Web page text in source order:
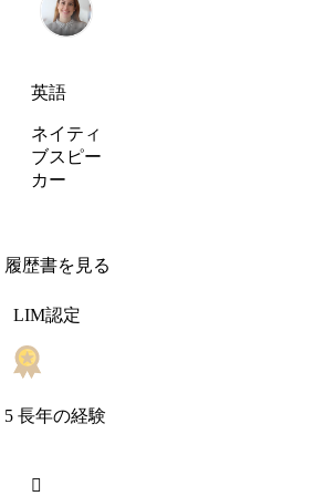
英語
ネイティ
ブスピー
カー
履歴書を見る
LIM認定
5 長年の経験
